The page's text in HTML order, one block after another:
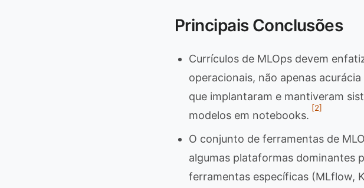
Principais Conclusões
Currículos de MLOps devem
operacionais, não apenas
que implantaram e mantiveram
modelos em notebooks.
[2]
O conjunto de ferramentas de
algumas plataformas dominantes
ferramentas específicas (MLflow,